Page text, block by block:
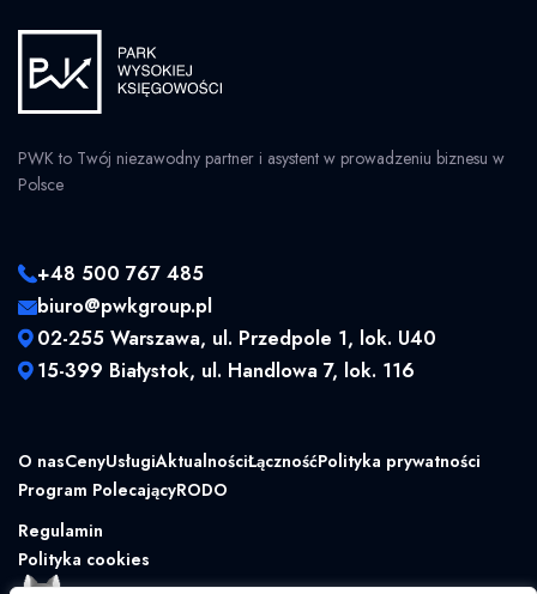
PWK to Twój niezawodny partner i asystent w prowadzeniu biznesu w
Polsce
+48 500 767 485
biuro@pwkgroup.pl
02-255 Warszawa, ul. Przedpole 1, lok. U40
15-399 Białystok, ul. Handlowa 7, lok. 116
O nasCenyUsługiAktualnościŁącznośćPolityka prywatności
Program PolecającyRODO
Regulamin
Polityka cookies